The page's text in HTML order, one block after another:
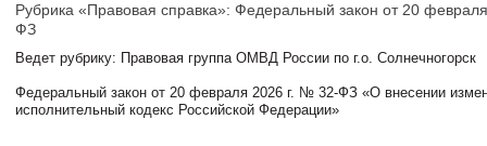
Рубрика «Правовая справка»: Федеральный закон от 20
ФЗ
Ведет рубрику: Правовая группа ОМВД России по г.о. Солнечногорск
Федеральный закон от 20 февраля 2026 г. № 32-ФЗ «О внесении
исполнительный кодекс Российской Федерации»